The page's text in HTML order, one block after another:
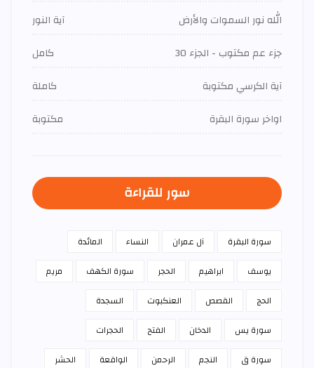
الله نور السموات والأرض
آية النور
جزء عم مكتوب - الجزء 30
كامل
آية الكرسي مكتوبة
كاملة
اواخر سورة البقرة
مكتوبة
سور للقراءة
سورة البقرة آل عمران النساء
المائدة
يوسف
ابراهيم الحجر سورة الكهف
مريم
الحج
القصص العنكبوت
السجدة
سورة يس
الدخان الفتح
الحجرات
سورة ق
النجم الرحمن الواقعة
الحشر